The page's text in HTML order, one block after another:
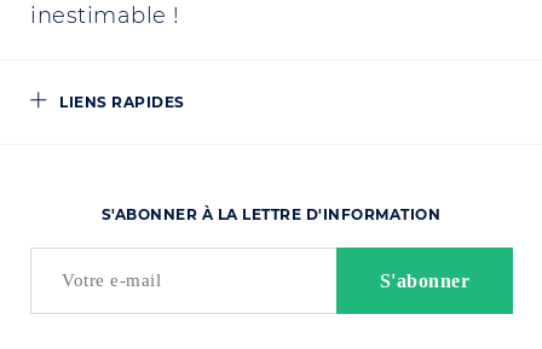
inestimable !
LIENS RAPIDES
S'ABONNER À LA LETTRE D'INFORMATION